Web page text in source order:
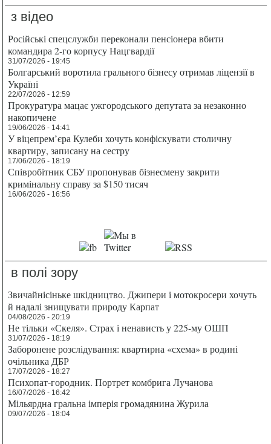
з відео
Російські спецслужби переконали пенсіонера вбити
командира 2-го корпусу Нацгвардії
31/07/2026 - 19:45
Болгарський воротила грального бізнесу отримав ліцензії в
Україні
22/07/2026 - 12:59
Прокуратура мацає ужгородського депутата за незаконно
накопичене
19/06/2026 - 14:41
У віцепрем’єра Кулеби хочуть конфіскувати столичну
квартиру, записану на сестру
17/06/2026 - 18:19
Співробітник СБУ пропонував бізнесмену закрити
кримінальну справу за $150 тисяч
16/06/2026 - 16:56
в полі зору
Звичайнісіньке шкідництво. Джипери і мотокросери хочуть
й надалі знищувати природу Карпат
04/08/2026 - 20:19
Не тільки «Скеля». Страх і ненависть у 225-му ОШП
31/07/2026 - 18:19
Заборонене розслідування: квартирна «схема» в родині
очільника ДБР
17/07/2026 - 18:27
Психопат-городник. Портрет комбрига Лучанова
16/07/2026 - 16:42
Мільярдна гральна імперія громадянина Журила
09/07/2026 - 18:04